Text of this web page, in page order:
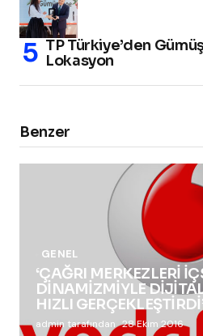
TP Türkiye’den
Lokasyon
Benzer
GENEL
‘ÇAĞRI MERKEZLERİ
DİNAMİZMİYLE
HIZLI
admin tarafından 28 Ekim 2016